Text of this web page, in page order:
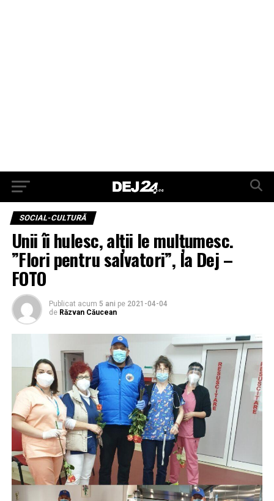
SOCIAL-CULTURĂ
Unii îi hulesc, alții le mulțumesc.
”Flori pentru salvatori”, la Dej –
FOTO
Publicat acum 5 ani pe 2021-04-04
de Răzvan Căucean